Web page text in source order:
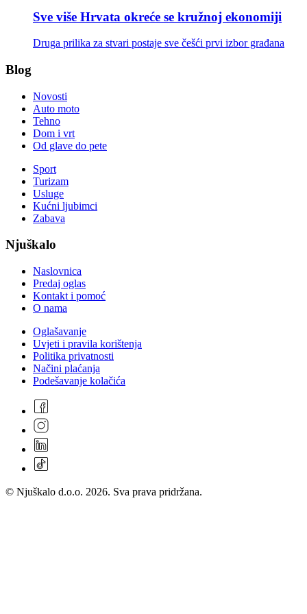
Sve više Hrvata okreće se kružnoj ekonomiji
Druga prilika za stvari postaje sve češći prvi izbor građana
Blog
Novosti
Auto moto
Tehno
Dom i vrt
Od glave do pete
Sport
Turizam
Usluge
Kućni ljubimci
Zabava
Njuškalo
Naslovnica
Predaj oglas
Kontakt i pomoć
O nama
Oglašavanje
Uvjeti i pravila korištenja
Politika privatnosti
Načini plaćanja
Podešavanje kolačića
© Njuškalo d.o.o. 2026. Sva prava pridržana.